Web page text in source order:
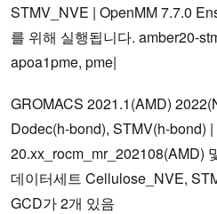
STMV_NVE | OpenMM 7.7.0
를 위해 실행됩니다. amber20-
apoa1pme, pme|
GROMACS 2021.1(AMD)
Dodec(h-bond), STMV(h-bond)
20.xx_rocm_mr_202108(AMD)
데이터세트 Cellulose_NVE,
GCD가 2개 있음